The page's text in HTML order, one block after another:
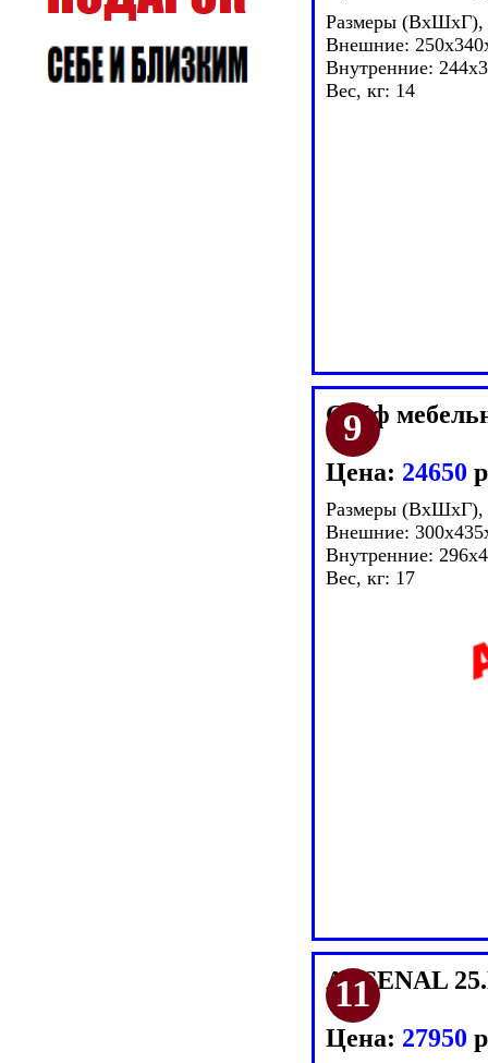
Размеры
Внешние:
Внутренние:
Вес, кг: 14
Сейф
Цена: 24650
Размеры
Внешние:
Внутренние:
Вес, кг: 17
ARSENAL
Цена: 27950